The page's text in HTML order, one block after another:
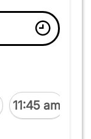
11:45 am